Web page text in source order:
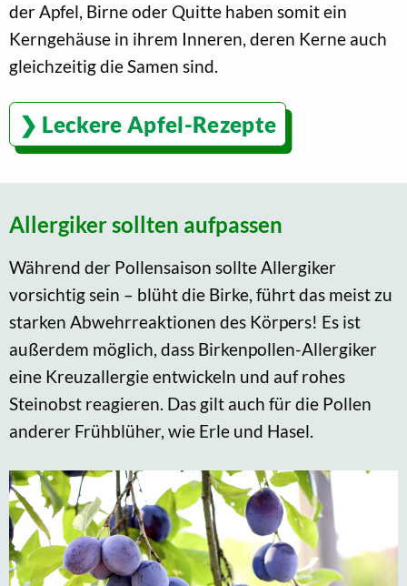
der Apfel, Birne oder Quitte haben somit ein
Kerngehäuse in ihrem Inneren, deren Kerne auch
gleichzeitig die Samen sind.
Leckere Apfel-Rezepte
Allergiker sollten aufpassen
Während der Pollensaison sollte Allergiker
vorsichtig sein – blüht die Birke, führt das meist zu
starken Abwehrreaktionen des Körpers! Es ist
außerdem möglich, dass Birkenpollen-Allergiker
eine Kreuzallergie entwickeln und auf rohes
Steinobst reagieren. Das gilt auch für die Pollen
anderer Frühblüher, wie Erle und Hasel.